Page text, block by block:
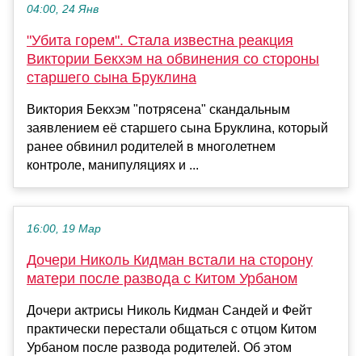
04:00, 24 Янв
"Убита горем". Стала известна реакция
Виктории Бекхэм на обвинения со стороны
старшего сына Бруклина
Виктория Бекхэм "потрясена" скандальным
заявлением её старшего сына Бруклина, который
ранее обвинил родителей в многолетнем
контроле, манипуляциях и ...
16:00, 19 Мар
Дочери Николь Кидман встали на сторону
матери после развода с Китом Урбаном
Дочери актрисы Николь Кидман Сандей и Фейт
практически перестали общаться с отцом Китом
Урбаном после развода родителей. Об этом